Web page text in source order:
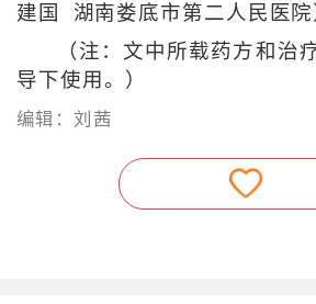
建国 湖南娄底市第二人民医院
（注：文中所载药方和治
导下使用。）
编辑：刘茜